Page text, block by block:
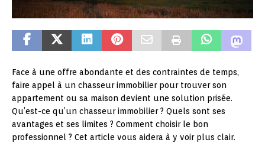
Face à une offre abondante et des contraintes de temps,
faire appel à un chasseur immobilier pour trouver son
appartement ou sa maison devient une solution prisée.
Qu’est-ce qu’un chasseur immobilier ? Quels sont ses
avantages et ses limites ? Comment choisir le bon
professionnel ? Cet article vous aidera à y voir plus clair.